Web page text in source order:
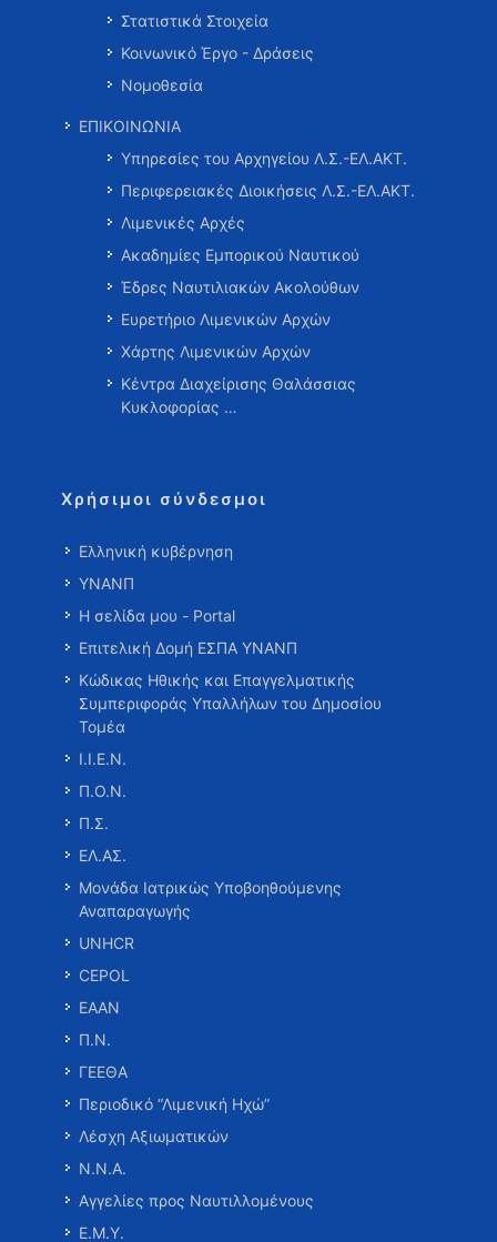
Στατιστικά Στοιχεία
Κοινωνικό Έργο - Δράσεις
Νομοθεσία
ΕΠΙΚΟΙΝΩΝΙΑ
Υπηρεσίες του Αρχηγείου Λ.Σ.-ΕΛ.ΑΚΤ.
Περιφερειακές Διοικήσεις Λ.Σ.-ΕΛ.ΑΚΤ.
Λιμενικές Αρχές
Ακαδημίες Εμπορικού Ναυτικού
Έδρες Ναυτιλιακών Ακολούθων
Ευρετήριο Λιμενικών Αρχών
Χάρτης Λιμενικών Αρχών
Κέντρα Διαχείρισης Θαλάσσιας
Κυκλοφορίας …
Χρήσιμοι σύνδεσμοι
Ελληνική κυβέρνηση
ΥΝΑΝΠ
Η σελίδα μου - Portal
Επιτελική Δομή ΕΣΠΑ ΥΝΑΝΠ
Κώδικας Ηθικής και Επαγγελματικής
Συμπεριφοράς Υπαλλήλων του Δημοσίου
Τομέα
Ι.Ι.Ε.Ν.
Π.Ο.Ν.
Π.Σ.
ΕΛ.ΑΣ.
Μονάδα Ιατρικώς Υποβοηθούμενης
Αναπαραγωγής
UNHCR
CEPOL
ΕΑΑΝ
Π.Ν.
ΓΕΕΘΑ
Περιοδικό “Λιμενική Ηχώ”
Λέσχη Αξιωματικών
Ν.Ν.Α.
Αγγελίες προς Ναυτιλλομένους
Ε.Μ.Υ.